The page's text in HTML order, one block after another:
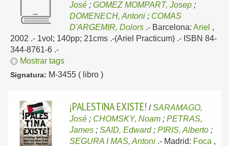
José ; GOMEZ MOMPART, Josep ;
DOMENECH, Antoni ; COMAS
D'ARGEMIR, Dolors .- Barcelona: Ariel ,
2002 .- 1vol; 140pp; 21cms .-(Ariel Practicum) .- ISBN 84-
344-8761-6 .-
Mostrar tags
Signatura: M-3455 ( libro )
¡PALESTINA EXISTE! /SARAMAGO,
José ; CHOMSKY, Noam ; PETRAS,
James ; SAID, Edward; PIRIS, Alberto ;
SEGURA I MAS, Antoni .- Madrid: Foca ,